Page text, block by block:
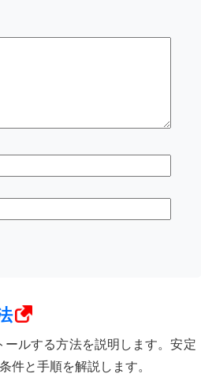
ルする方法を説明します。安定
件と手順を解説します。